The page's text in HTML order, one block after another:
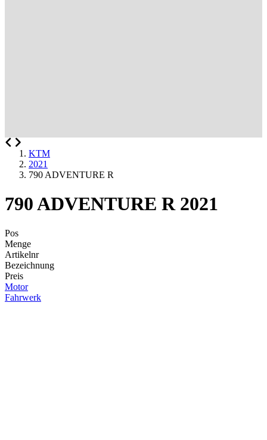
KTM
2021
790 ADVENTURE R
790 ADVENTURE R 2021
Pos
Menge
Artikelnr
Bezeichnung
Preis
Motor
Fahrwerk